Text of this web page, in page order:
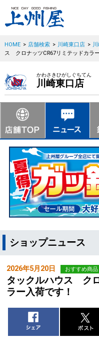
HOME > 店舗検索 > 川崎東口店 >
ス クロナッツCR67リミテッドカラ
かわさきひがしぐちてん
川崎東口店
ショップニュース
2026年5月20日 おすすめ商品
タックルハウス ク
ラー入荷です！